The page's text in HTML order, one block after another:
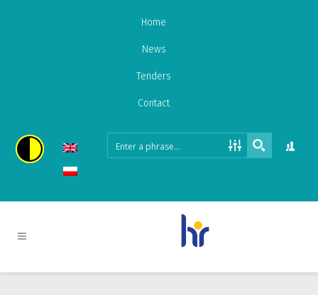
Home
News
Tenders
Contact